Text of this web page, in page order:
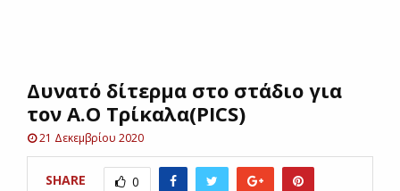
UΔυνατό δίτερμα στο στάδιο για
τον Α.Ο Τρίκαλα(PICS)
21 Δεκεμβρίου 2020
SHARE 0